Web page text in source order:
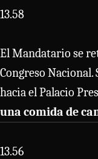
13.58
El Mandatario se
Congreso Nacional.
hacia el Palacio
una comida de
13.56